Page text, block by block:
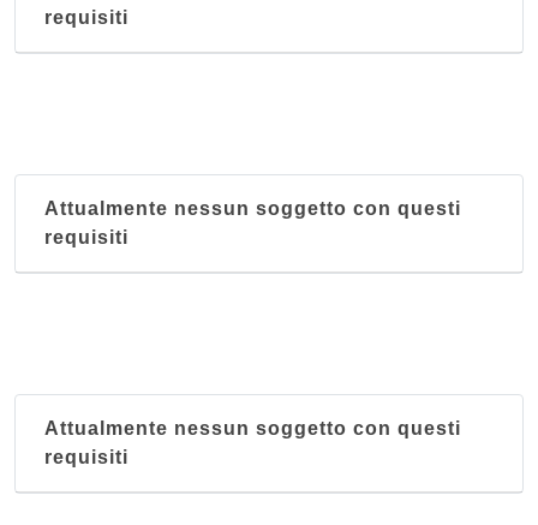
requisiti
Attualmente nessun soggetto con questi
requisiti
Attualmente nessun soggetto con questi
requisiti